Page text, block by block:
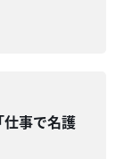
仕事で名護